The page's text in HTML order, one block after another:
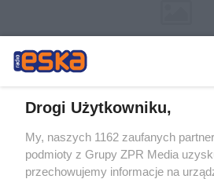
Drogi Użytkowniku,
My, naszych 1162 zaufanych
podmioty z Grupy ZPR Media
przechowujemy informacje na